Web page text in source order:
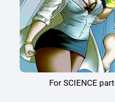
For SCIENCE